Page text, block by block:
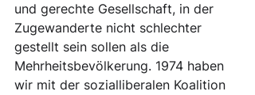
und gerechte Gesellschaft, in der
Zugewanderte nicht schlechter
gestellt sein sollen als die
Mehrheitsbevölkerung. 1974 haben
wir mit der sozialliberalen Koalition